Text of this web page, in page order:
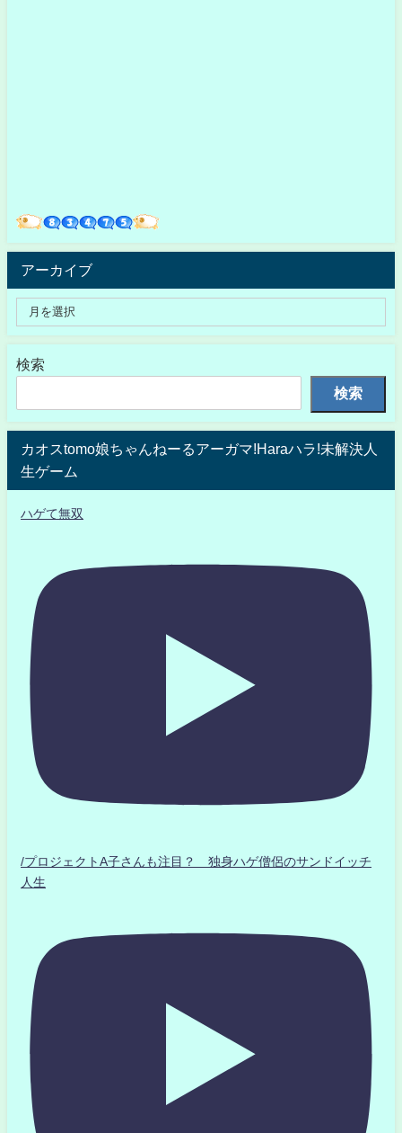
アーカイブ
検索
検索
カオスtomo娘ちゃんねーるアーガマ!Haraハラ!未解決人
生ゲーム
ハゲて無双
/プロジェクトA子さんも注目？ 独身ハゲ僧侶のサンドイッチ
人生